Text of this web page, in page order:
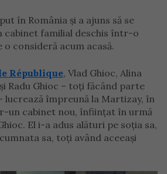
în România și a ajuns să se
familial deschis într-o
consideră acum acasă.
République, Vlad Ghioc, Alina
Radu Ghioc – toți făcând parte
lucrează împreună la Martizay, în
un cabinet nou, înființat în urmă
El i-a adus alături pe soția sa,
sa, toți având aceeași